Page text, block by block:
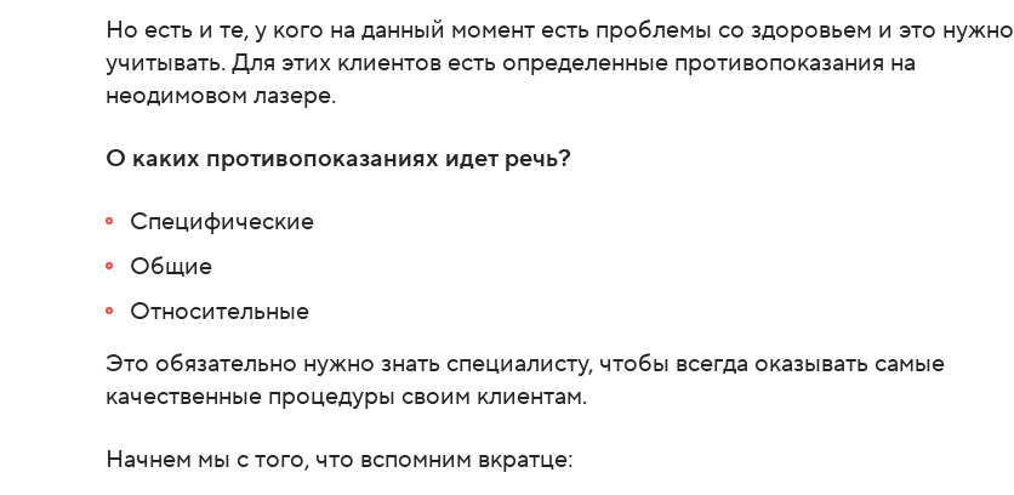
Но есть и те, у кого на данный момент есть проблемы со здоровьем и это нужно
учитывать. Для этих клиентов есть определенные противопоказания на
неодимовом лазере.
О каких противопоказаниях идет речь?
Специфические
Общие
Относительные
Это обязательно нужно знать специалисту, чтобы всегда оказывать самые
качественные процедуры своим клиентам.
Начнем мы с того, что вспомним вкратце: